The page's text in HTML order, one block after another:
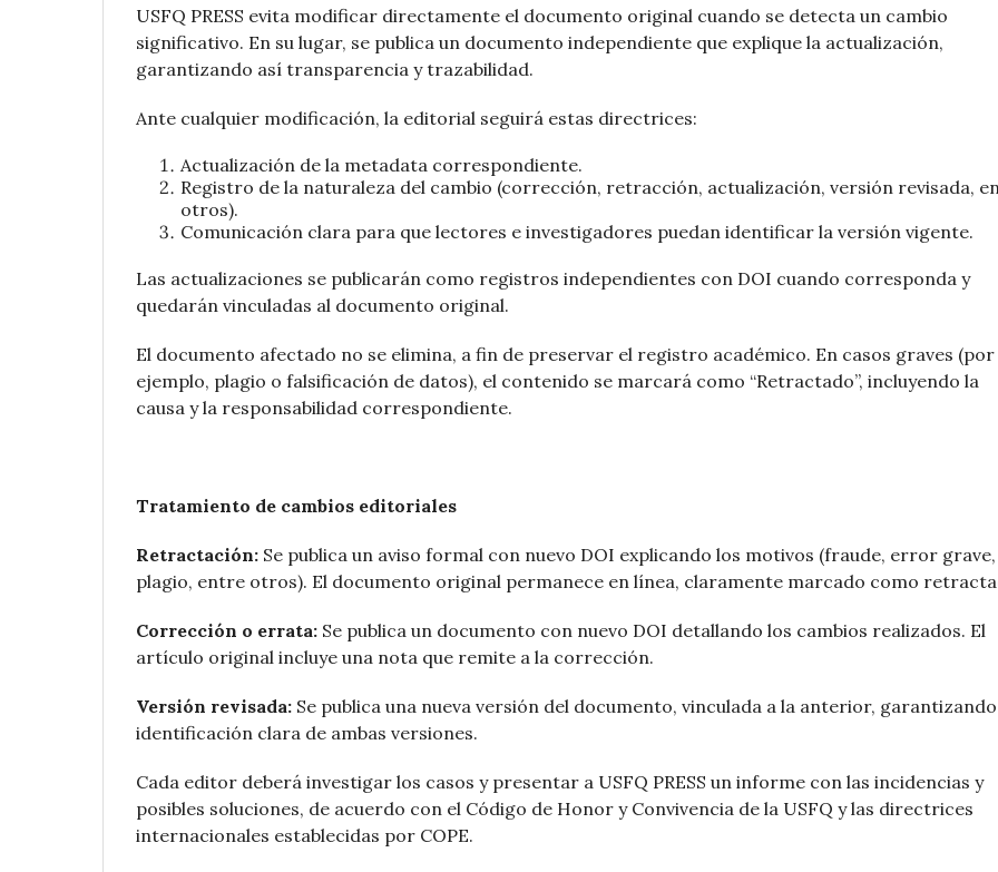
USFQ PRESS evita modificar directamente el documento original cuando se detecta un cambio
significativo. En su lugar, se publica un documento independiente que explique la actualización,
garantizando así transparencia y trazabilidad.
Ante cualquier modificación, la editorial seguirá estas directrices:
Actualización de la metadata correspondiente.
Registro de la naturaleza del cambio (corrección, retracción, actualización, versión revisada,
otros).
Comunicación clara para que lectores e investigadores puedan identificar la versión vigente.
Las actualizaciones se publicarán como registros independientes con DOI cuando corresponda y
quedarán vinculadas al documento original.
El documento afectado no se elimina, a fin de preservar el registro académico. En casos graves (por
ejemplo, plagio o falsificación de datos), el contenido se marcará como “Retractado”, incluyendo la
causa y la responsabilidad correspondiente.
Tratamiento de cambios editoriales
Retractación: Se publica un aviso formal con nuevo DOI explicando los motivos (fraude, error grave,
plagio, entre otros). El documento original permanece en línea, claramente marcado como
Corrección o errata: Se publica un documento con nuevo DOI detallando los cambios realizados. El
artículo original incluye una nota que remite a la corrección.
Versión revisada: Se publica una nueva versión del documento, vinculada a la anterior,
identificación clara de ambas versiones.
Cada editor deberá investigar los casos y presentar a USFQ PRESS un informe con las incidencias y
posibles soluciones, de acuerdo con el Código de Honor y Convivencia de la USFQ y las directrices
internacionales establecidas por COPE.